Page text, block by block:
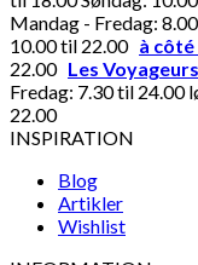
Mandag - Fredag:
10.00 til 22.00 à
22.00 Les Voyageurs
Fredag: 7.30 til 24.00
22.00
INSPIRATION
Blog
Artikler
Wishlist